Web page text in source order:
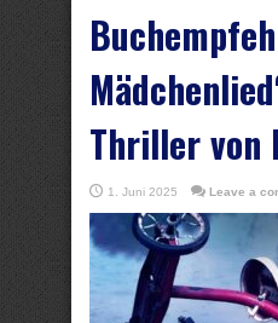
Thriller
1. Juni 2025 Leave a